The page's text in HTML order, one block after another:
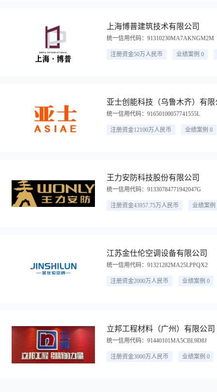
上海博普建筑技术有限公司
统一信用代码：91310230MA7AKNGM2M
注册资金50万人民币 业绩案例 0
亚士创能科技（乌鲁木齐）有限
统一信用代码：91650100057741555L
注册资金12100万人民币 业绩案例 0
王力安防科技股份有限公司
统一信用代码：91330784771942047G
注册资金43957.75万人民币 业绩案例
江苏金仕伦空调设备有限公司
统一信用代码：91321282MA25LPPQX2
注册资金2000万人民币 业绩案例 0
立邦工程材料（广州）有限公司
统一信用代码：91440101MA5CBL9D8J
注册资金3000万人民币 业绩案例 0